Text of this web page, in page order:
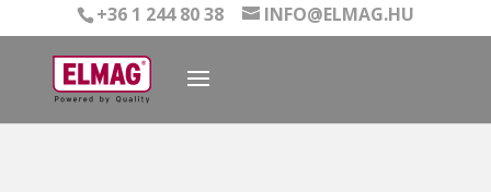
+36 1 244 80 38 INFO@ELMAG.HU